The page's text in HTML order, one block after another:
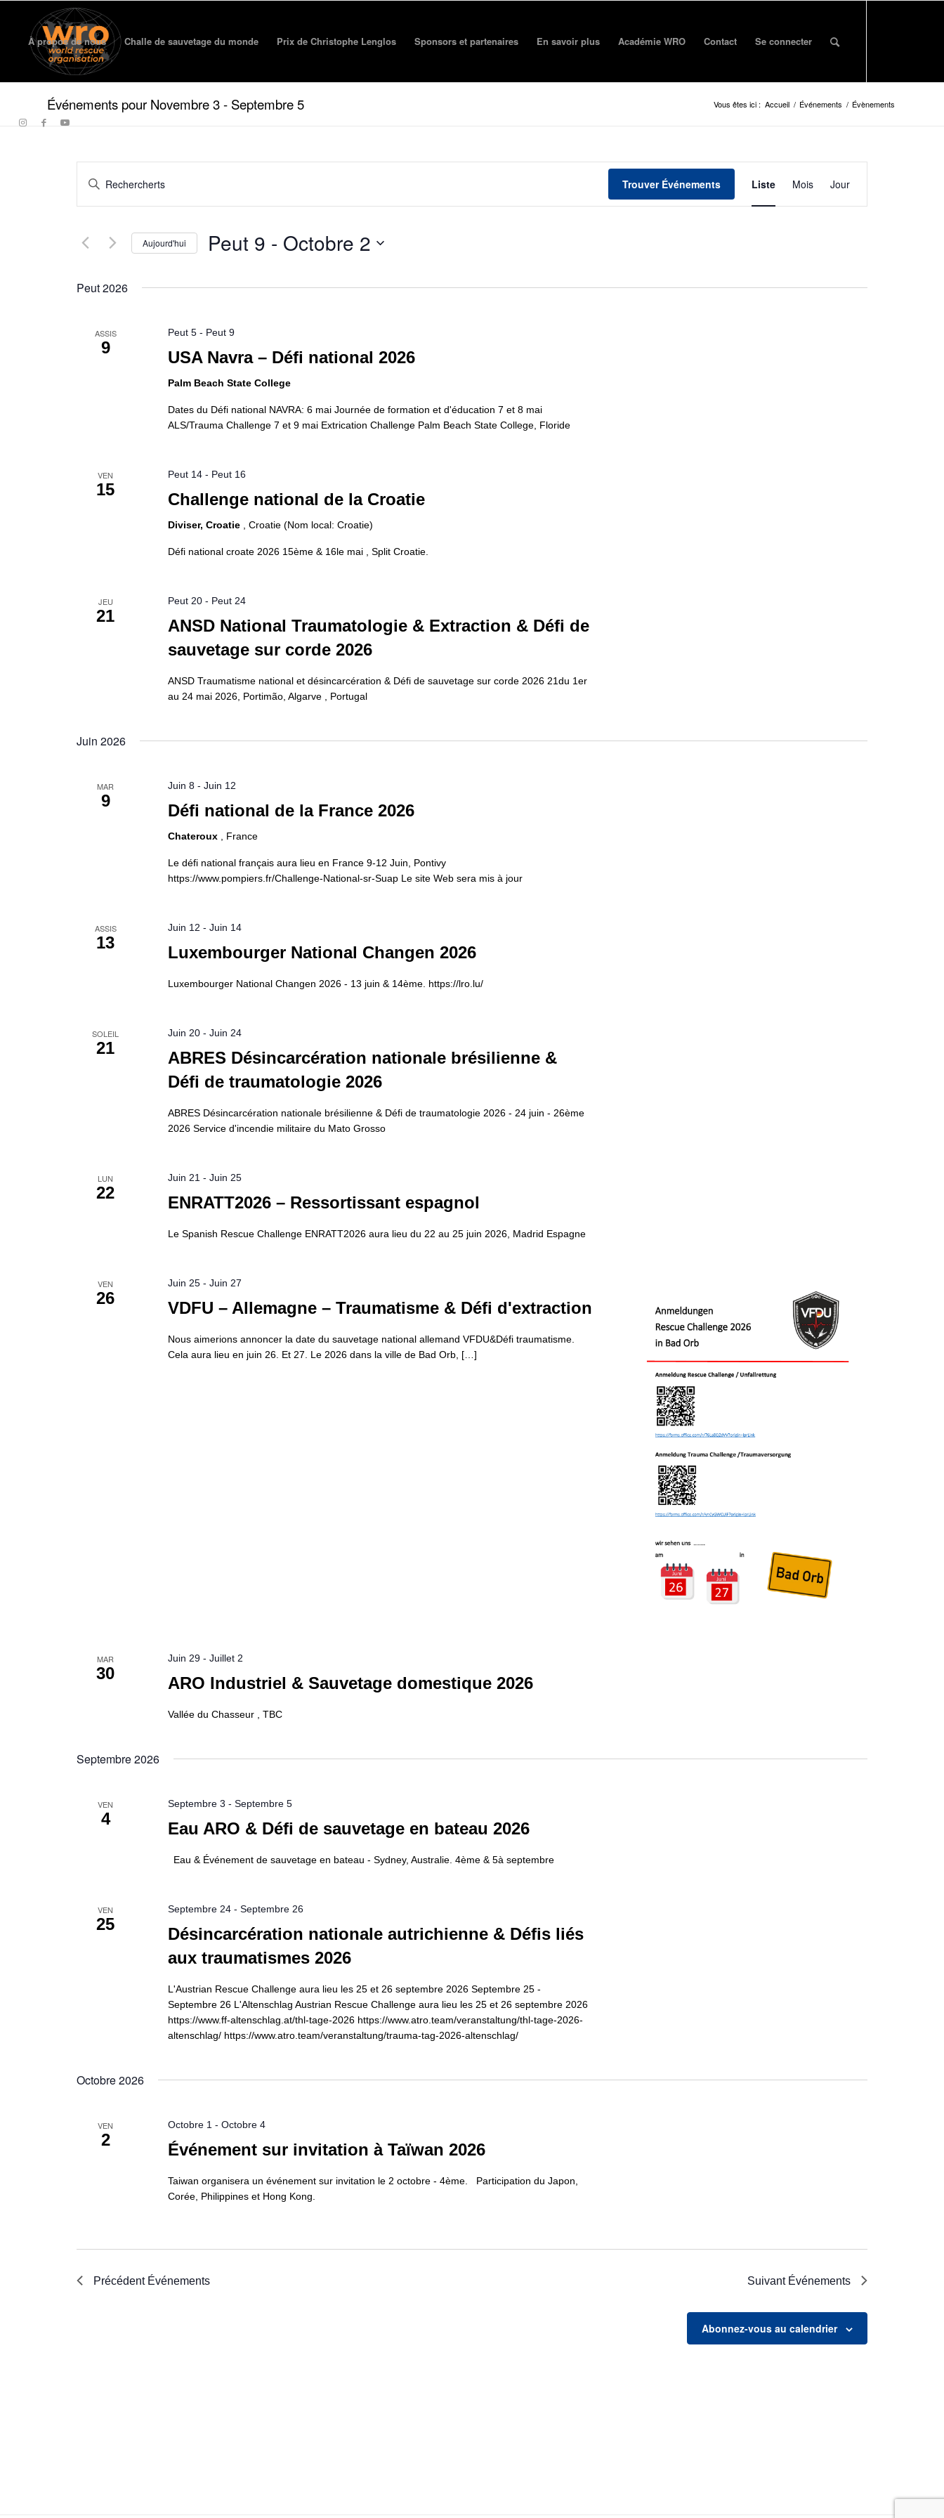
À propos de nous Challe de sauvetage du monde Prix ​​de Christophe Lenglos Sponsors et partenaires En savoir plus Académie WRO Contact Se connecter
Événements pour Novembre 3 - Septembre 5 Vous êtes ici : Accueil / Événements / Évènements
Événements
Recherche
et
vues
navigation
Entrez
mot-
Rechercher
Événements
clé.
Trouver Événements
Événement
Vues
Liste Mois Jour
Aujourd'hui Peut 9 - Octobre 2
Peut 2026
ASSIS
9
Peut 5 - Peut 9
USA Navra – Défi national 2026
Palm Beach State College
Dates du Défi national NAVRA: 6 mai Journée de formation et d'éducation 7 et 8 mai
ALS/Trauma Challenge 7 et 9 mai Extrication Challenge Palm Beach State College, Floride
VEN
15
Peut 14 - Peut 16
Challenge national de la Croatie
Diviser, Croatie , Croatie (Nom local: Croatie)
Défi national croate 2026 15ème & 16le mai , Split Croatie.
JEU
21
Peut 20 - Peut 24
ANSD National Traumatologie & Extraction & Défi de
sauvetage sur corde 2026
ANSD Traumatisme national et désincarcération & Défi de sauvetage sur corde 2026 21du 1er
au 24 mai 2026, Portimão, Algarve , Portugal
Juin 2026
MAR
9
Juin 8 -Juin 12
Défi national de la France 2026
Chateroux , France
Le défi national français aura lieu en France 9-12 Juin, Pontivy
https://www.pompiers.fr/Challenge-National-sr-Suap Le site Web sera mis à jour
ASSIS
13
Juin 12 -Juin 14
Luxembourger National Changen 2026
Luxembourger National Changen 2026 - 13 juin & 14ème. https://lro.lu/
SOLEIL
21
Juin 20 -Juin 24
ABRES Désincarcération nationale brésilienne &
Défi de traumatologie 2026
ABRES Désincarcération nationale brésilienne & Défi de traumatologie 2026 - 24 juin - 26ème
2026 Service d'incendie militaire du Mato Grosso
LUN
22
Juin 21 -Juin 25
ENRATT2026 – Ressortissant espagnol
Le Spanish Rescue Challenge ENRATT2026 aura lieu du 22 au 25 juin 2026, Madrid Espagne
VEN
26
Juin 25 -Juin 27
VDFU – Allemagne – Traumatisme & Défi d'extraction
Nous aimerions annoncer la date du sauvetage national allemand VFDU&Défi traumatisme.
Cela aura lieu en juin 26. Et 27. Le 2026 dans la ville de Bad Orb, […]
MAR
30
Juin 29 -Juillet 2
ARO Industriel & Sauvetage domestique 2026
Vallée du Chasseur , TBC
Septembre 2026
VEN
4
Septembre 3 -Septembre 5
Eau ARO & Défi de sauvetage en bateau 2026
Eau & Événement de sauvetage en bateau - Sydney, Australie. 4ème & 5à septembre
VEN
25
Septembre 24 -Septembre 26
Désincarcération nationale autrichienne & Défis liés
aux traumatismes 2026
L'Austrian Rescue Challenge aura lieu les 25 et 26 septembre 2026 Septembre 25 -
Septembre 26 L'Altenschlag Austrian Rescue Challenge aura lieu les 25 et 26 septembre 2026
https://www.ff-altenschlag.at/thl-tage-2026 https://www.atro.team/veranstaltung/thl-tage-2026-
altenschlag/ https://www.atro.team/veranstaltung/trauma-tag-2026-altenschlag/
Octobre 2026
VEN
2
Octobre 1 -Octobre 4
Événement sur invitation à Taïwan 2026
Taiwan organisera un événement sur invitation le 2 octobre - 4ème. Participation du Japon,
Corée, Philippines et Hong Kong.
Précédent Événements Suivant Événements
Abonnez-vous au calendrier